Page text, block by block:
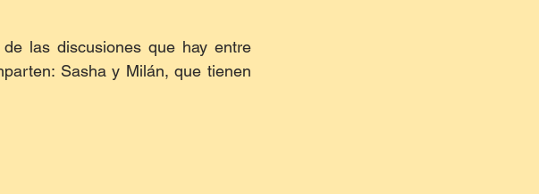
las discusiones que hay entre
Sasha y Milán, que tienen